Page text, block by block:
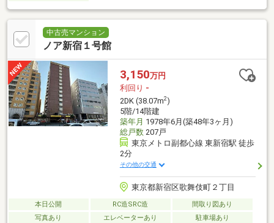
中古売マンション
ノア新宿１号館
3,150万円
利回り -
2DK (38.07m2)
5階/14階建
築年月 1978年6月(築48年3ヶ月)
総戸数207戸
東京メトロ副都心線 東新宿駅 徒歩
2分
その他の交通
東京都新宿区歌舞伎町２丁目
本日公開 RC造SRC造
間取り図あり
写真あり
エレベーターあり 駐車場あり